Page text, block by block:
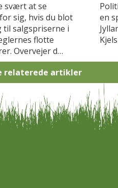
svært at se
sig, hvis du blot
salgspriserne i
flotte
Overvejer d…
en
relaterede artikler